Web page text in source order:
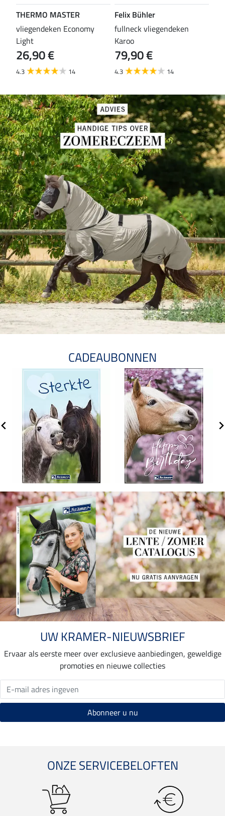
THERMO MASTER
vliegendeken Economy
Light
26,90 €
4.3 14
Felix Bühler
fullneck vliegendeken
Karoo
79,90 €
4.3 14
CADEAUBONNEN
UW KRAMER-NIEUWSBRIEF
Ervaar als eerste meer over exclusieve aanbiedingen, geweldige
promoties en nieuwe collecties
ONZE SERVICEBELOFTEN